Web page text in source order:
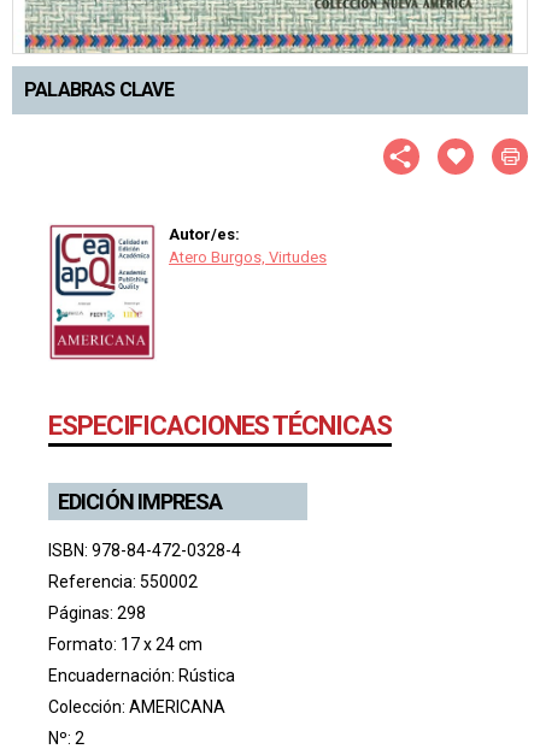
PALABRAS CLAVE
Autor/es:
Atero Burgos, Virtudes
ESPECIFICACIONES TÉCNICAS
EDICIÓN IMPRESA
ISBN: 978-84-472-0328-4
Referencia: 550002
Páginas: 298
Formato: 17 x 24 cm
Encuadernación: Rústica
Colección: AMERICANA
Nº: 2